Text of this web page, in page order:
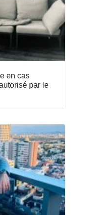
en cas
par le